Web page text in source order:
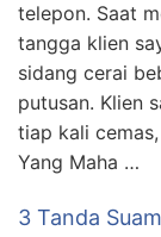
telepon. Saat
tangga klien
sidang cerai
putusan. Klien
tiap kali
Yang Maha …
3 Tanda